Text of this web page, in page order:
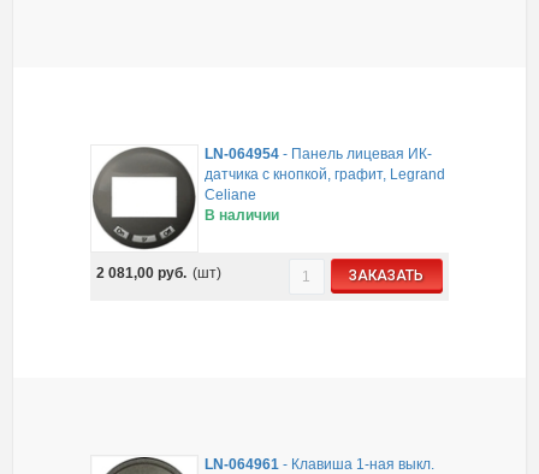
LN-064954 - Панель лицевая ИК-
датчика с кнопкой, графит, Legrand
Celiane
В наличии
2 081,00руб. (шт) ЗАКАЗАТЬ
LN-064961 - Клавиша 1-ная выкл.